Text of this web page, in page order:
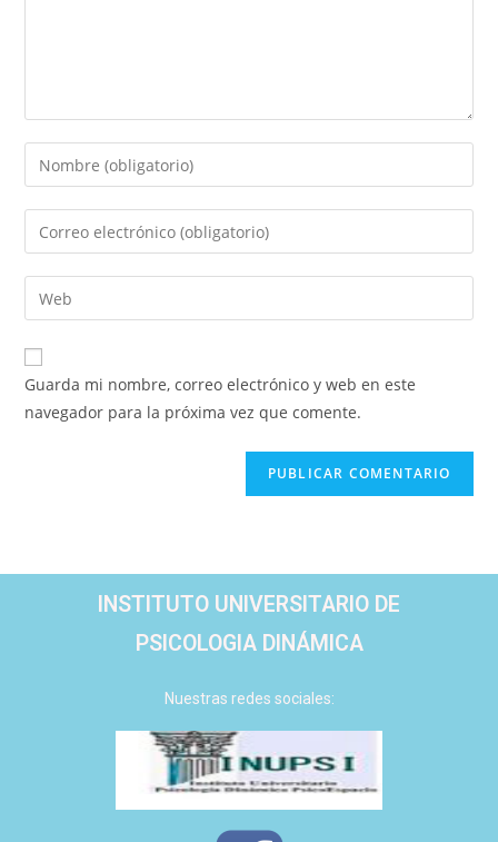
Guarda mi nombre, correo electrónico y web en este
navegador para la próxima vez que comente.
INSTITUTO UNIVERSITARIO DE
PSICOLOGIA DINÁMICA
Nuestras redes sociales: